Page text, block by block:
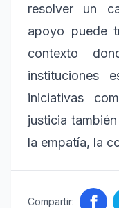
resolver un
apoyo puede
contexto
instituciones
iniciativas
justicia
la empatía, la
Compartir: